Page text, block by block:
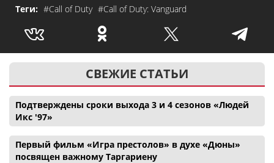
Теги: #Call of Duty #Call of Duty: Vanguard
СВЕЖИЕ СТАТЬИ
Подтверждены сроки выхода 3 и 4 сезонов «Людей
Икс '97»
Первый фильм «Игра престолов» в духе «Дюны»
посвящен важному Таргариену